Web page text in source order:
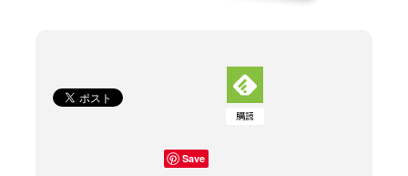
購読
Save